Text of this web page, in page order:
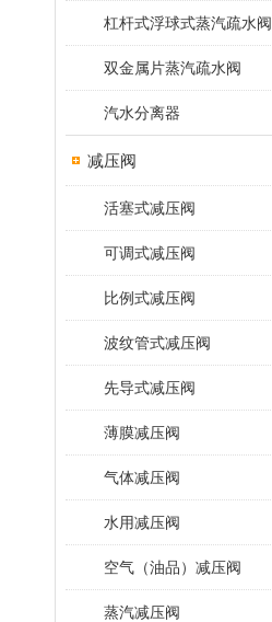
杠杆式浮球式蒸汽疏水阀
双金属片蒸汽疏水阀
汽水分离器
减压阀
活塞式减压阀
可调式减压阀
比例式减压阀
波纹管式减压阀
先导式减压阀
薄膜减压阀
气体减压阀
水用减压阀
空气（油品）减压阀
蒸汽减压阀